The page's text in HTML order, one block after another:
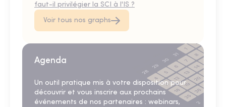
faut-il privilégier la SCI à l'IS ?
Voir tous nos graphs
Agenda
Un outil pratique mis à votre disposition pour
découvrir et vous inscrire aux prochains
événements de nos partenaires : webinars,